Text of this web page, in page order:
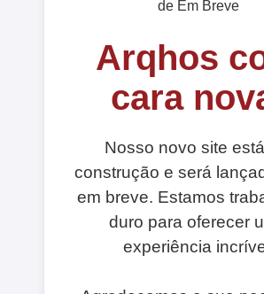
Arqhos
cara
Nosso novo site
construção e será
em breve. Estamos
duro para oferecer
experiência